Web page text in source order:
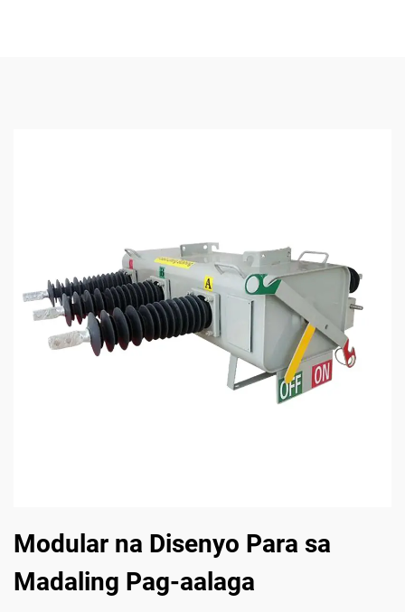
Modular na Disenyo Para sa
Madaling Pag-aalaga